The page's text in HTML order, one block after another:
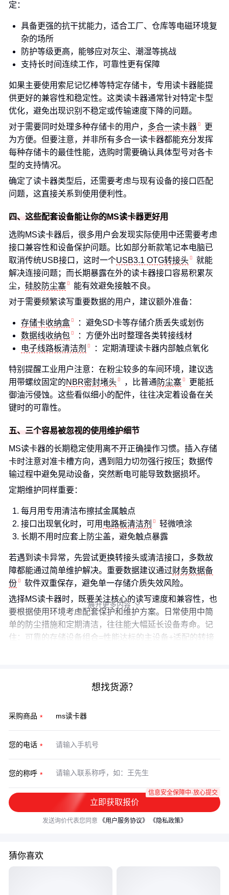
定：
具备更强的抗干扰能力，适合工厂、仓库等电磁环境复
杂的场所
防护等级更高，能够应对灰尘、潮湿等挑战
支持长时间连续工作，可靠性更有保障
如果主要使用索尼记忆棒等特定存储卡，专用读卡器能提
供更好的兼容性和稳定性。这类读卡器通常针对特定卡型
优化，避免出现识别不稳定或传输速度下降的问题。
对于需要同时处理多种存储卡的用户， 多合一读卡器
更
为方便。但要注意，并非所有多合一读卡器都能充分发挥
每种存储卡的最佳性能，选购时需要确认具体型号对各卡
型的支持情况。
确定了读卡器类型后，还需要考虑与现有设备的接口匹配
问题，这直接关系到使用便利性。
四、这些配套设备能让你的MS读卡器更好用
选购MS读卡器后，很多用户会发现实际使用中还需要考虑
接口兼容性和设备保护问题。比如部分新款笔记本电脑已
取消传统USB接口，这时一个USB3.1 OTG转接头
就能
解决连接问题；而长期暴露在外的读卡器接口容易积累灰
尘， 硅胶防尘塞
能有效避免接触不良。
对于需要频繁读写重要数据的用户，建议额外准备：
存储卡收纳盒
：避免SD卡等存储介质丢失或划伤
数据线收纳包
：方便外出时整理各类转接线材
电子线路板清洁剂
：定期清理读卡器内部触点氧化
特别提醒工业用户注意：在粉尘较多的车间环境，建议选
用带螺纹固定的NBR密封堵头 ，比普通 防尘塞
更能抵
御油污侵蚀。这些看似细小的配件，往往决定着设备在关
键时的可靠性。
五、三个容易被忽视的使用维护细节
MS读卡器的长期稳定使用离不开正确操作习惯。插入存储
卡时注意对准卡槽方向，遇到阻力切勿强行按压；数据传
输过程中避免晃动设备，突然断电可能导致数据损坏。
定期维护同样重要：
每月用专用清洁布擦拭金属触点
接口出现氧化时，可用 电路板清洁剂
轻微喷涂
长期不用时应套上防尘盖，避免触点暴露
若遇到读卡异常，先尝试更换转接头或清洁接口，多数故
障都能通过简单维护解决。重要数据建议通过财务数据备
份
软件双重保存，避免单一存储介质失效风险。
选择MS读卡器时，既要关注核心的读写速度和兼容性，也
要根据使用环境考虑配套保护和维护方案。日常使用中简
单的防尘措施和定期清洁，往往能大幅延长设备寿命。记
住：可靠的存储设备组合=性能达标的主设备+适配的转接
展开更多内容 
想找货源？
采购商品
您的电话
您的称呼
立即获取报价
信息安全保障中·放心提交
发送询价代表您同意 《用户服务协议》 《隐私政策》
猜你喜欢